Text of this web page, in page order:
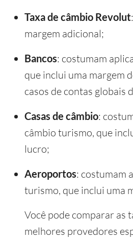
Taxa de câmbio Revolut
margem adicional;
Bancos: costumam
que inclui uma margem
casos de contas globais
Casas de câmbio:
câmbio turismo, que
lucro;
Aeroportos: costumam
turismo, que inclui uma
Você pode comparar as
melhores provedores